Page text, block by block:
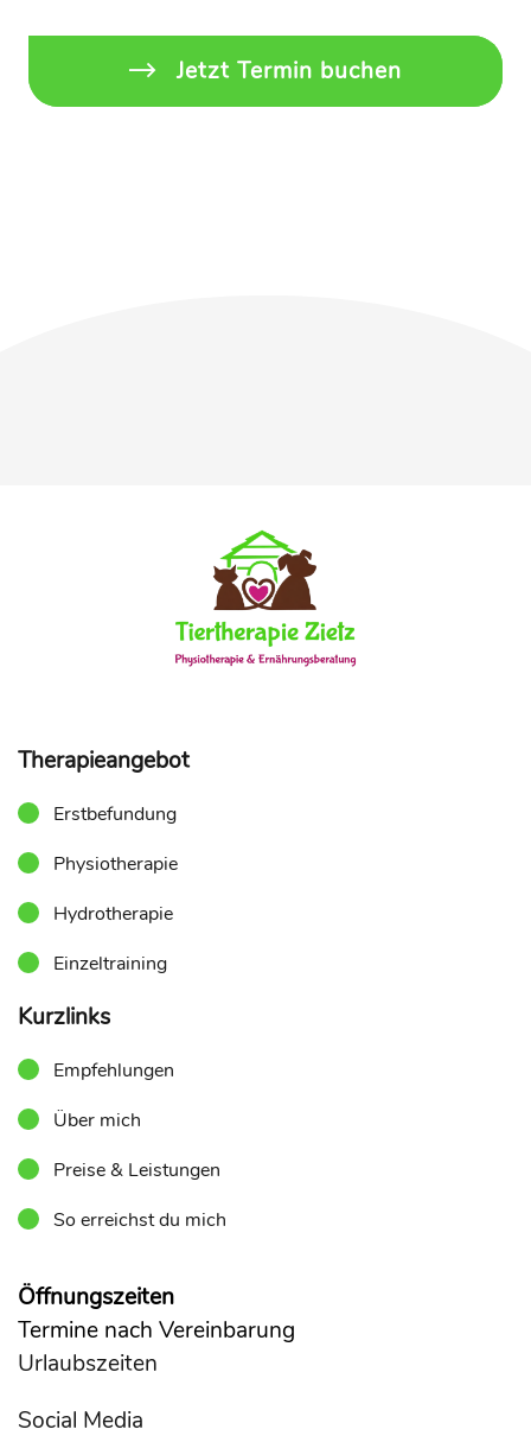
Jetzt Termin buchen
Therapieangebot
Erstbefundung
Physiotherapie
Hydrotherapie
Einzeltraining
Kurzlinks
Empfehlungen
Über mich
Preise & Leistungen
So erreichst du mich
Öffnungszeiten
Termine nach Vereinbarung
Urlaubszeiten
Social Media